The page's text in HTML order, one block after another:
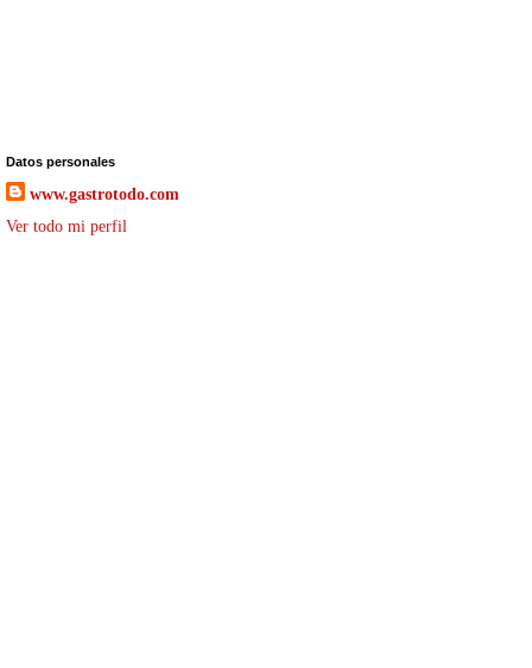
Datos personales
www.gastrotodo.com
Ver todo mi perfil